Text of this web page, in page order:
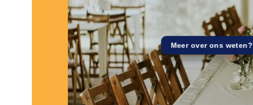
Meer over ons weten?